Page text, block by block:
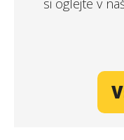
si oglejte v